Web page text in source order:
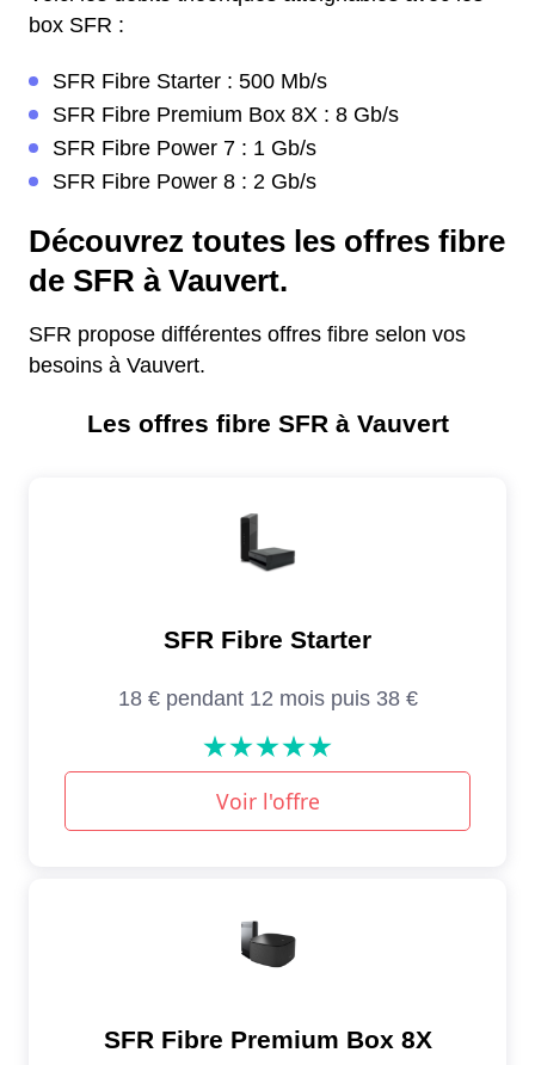
box SFR :
SFR Fibre Starter : 500 Mb/s
SFR Fibre Premium Box 8X : 8 Gb/s
SFR Fibre Power 7 : 1 Gb/s
SFR Fibre Power 8 : 2 Gb/s
Découvrez toutes les offres fibre
de SFR à Vauvert.
SFR propose différentes offres fibre selon vos
besoins à Vauvert.